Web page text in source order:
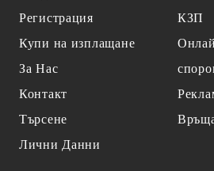
Регистрация
Купи на изплащане
За Нас
Контакт
Търсене
Лични Данни
КЗП